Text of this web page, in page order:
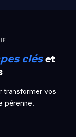
cléset
transformer vos
pérenne.